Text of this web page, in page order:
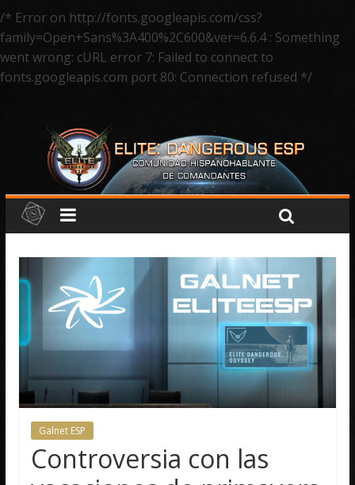
/* Error on http://fonts.googleapis.com/css?
family=Open+Sans%3A400%2C600&ver=6.6.4 : Something
went wrong: cURL error 7: Failed to connect to
fonts.googleapis.com port 80: Connection refused */
Galnet ESP
Controversia con las